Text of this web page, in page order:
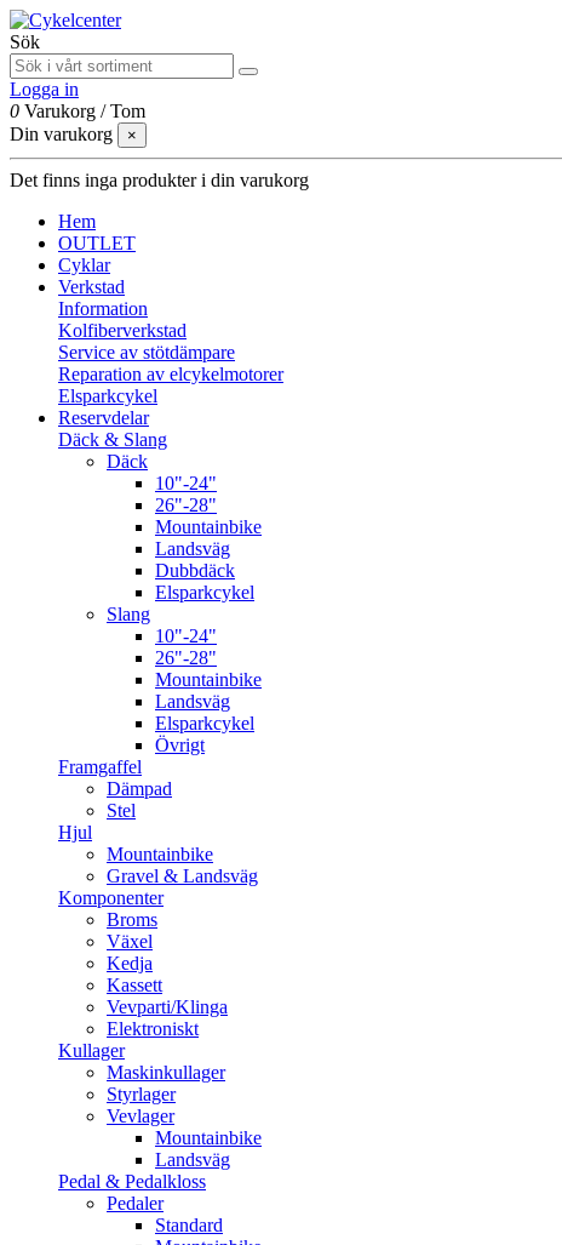
Sök
Logga in
0 Varukorg /Tom
Din varukorg
×
Det finns inga produkter i din varukorg
Hem
OUTLET
Cyklar
Verkstad
Information
Kolfiberverkstad
Service av stötdämpare
Reparation av elcykelmotorer
Elsparkcykel
Reservdelar
Däck & Slang
Däck
10"-24"
26"-28"
Mountainbike
Landsväg
Dubbdäck
Elsparkcykel
Slang
10"-24"
26"-28"
Mountainbike
Landsväg
Elsparkcykel
Övrigt
Framgaffel
Dämpad
Stel
Hjul
Mountainbike
Gravel & Landsväg
Komponenter
Broms
Växel
Kedja
Kassett
Vevparti/Klinga
Elektroniskt
Kullager
Maskinkullager
Styrlager
Vevlager
Mountainbike
Landsväg
Pedal & Pedalkloss
Pedaler
Standard